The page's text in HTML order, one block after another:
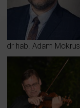
dr hab. Adam Mokrus